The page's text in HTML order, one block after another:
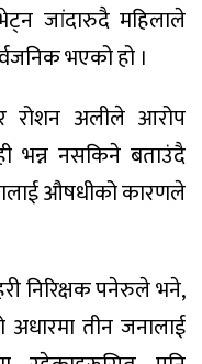
जांदारुदै महिलाले
भएको हो ।
रोशन अलीले आरोप
भन्न नसकिने बताउंदै
औषधीको कारणले
निरिक्षक पनेरुले भने,
तीन जनालाई